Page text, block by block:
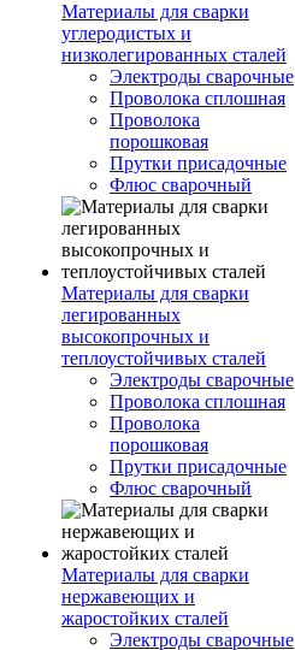
Материалы для сварки
углеродистых и
низколегированных сталей
Электроды сварочные
Проволока сплошная
Проволока
порошковая
Прутки присадочные
Флюс сварочный
Материалы для сварки
легированных
высокопрочных и
теплоустойчивых сталей
Электроды сварочные
Проволока сплошная
Проволока
порошковая
Прутки присадочные
Флюс сварочный
Материалы для сварки
нержавеющих и
жаростойких сталей
Электроды сварочные